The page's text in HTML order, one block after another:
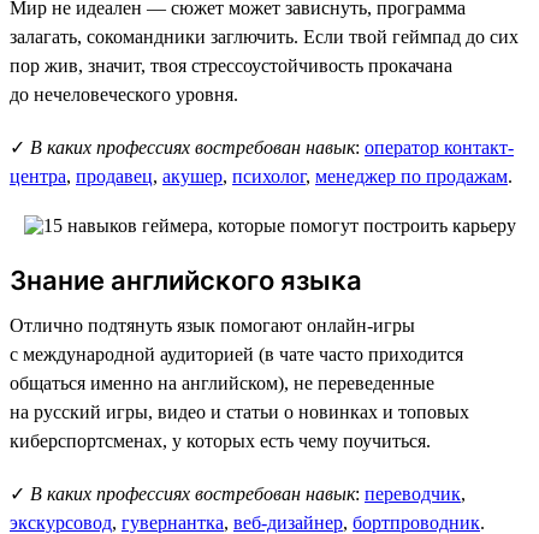
Мир не идеален — сюжет может зависнуть, программа
залагать, сокомандники заглючить. Если твой геймпад до сих
пор жив, значит, твоя стрессоустойчивость прокачана
до нечеловеческого уровня.
✓ В каких профессиях востребован навык: оператор контакт-
центра, продавец, акушер, психолог, менеджер по продажам.
Знание английского языка
Отлично подтянуть язык помогают онлайн-игры
с международной аудиторией (в чате часто приходится
общаться именно на английском), не переведенные
на русский игры, видео и статьи о новинках и топовых
киберспортсменах, у которых есть чему поучиться.
✓ В каких профессиях востребован навык: переводчик,
экскурсовод, гувернантка, веб-дизайнер, бортпроводник.